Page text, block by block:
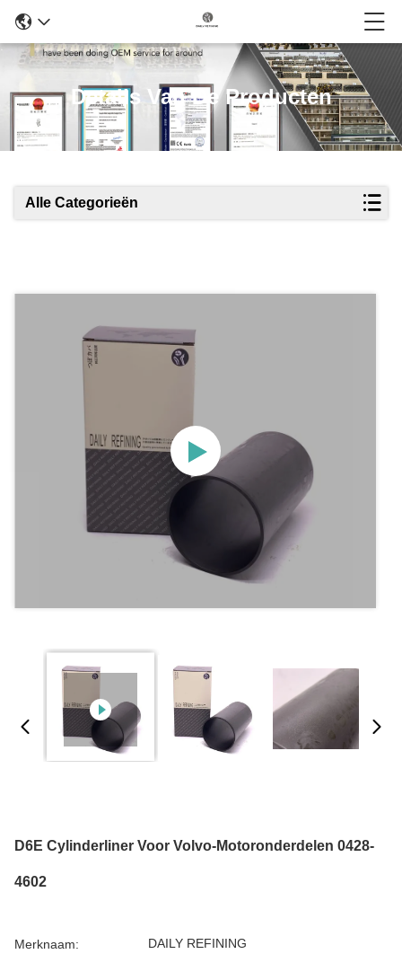
Details Van De Producten
Alle Categorieën
D6E Cylinderliner Voor Volvo-Motoronderdelen 0428-
4602
Merknaam: DAILY REFINING